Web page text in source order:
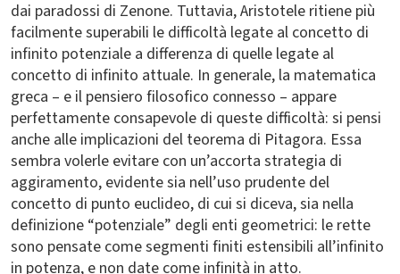
dai paradossi di Zenone. Tuttavia, Aristotele ritiene più
facilmente superabili le difficoltà legate al concetto di
infinito potenziale a differenza di quelle legate al
concetto di infinito attuale. In generale, la matematica
greca – e il pensiero filosofico connesso – appare
perfettamente consapevole di queste difficoltà: si pensi
anche alle implicazioni del teorema di Pitagora. Essa
sembra volerle evitare con un’accorta strategia di
aggiramento, evidente sia nell’uso prudente del
concetto di punto euclideo, di cui si diceva, sia nella
definizione “potenziale” degli enti geometrici: le rette
sono pensate come segmenti finiti estensibili all’infinito
in potenza, e non date come infinità in atto.